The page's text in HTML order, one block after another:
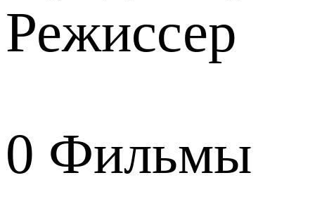
Режиссер
0 Фильмы